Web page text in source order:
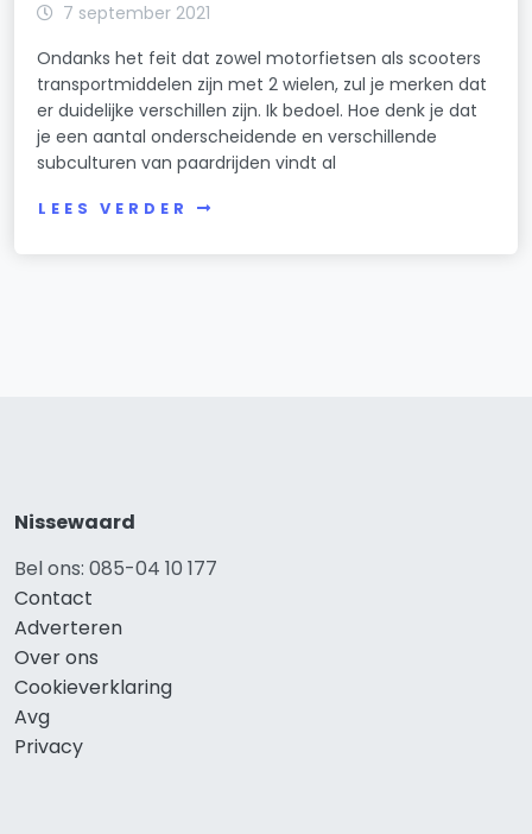
7 september 2021
Ondanks het feit dat zowel motorfietsen als scooters
transportmiddelen zijn met 2 wielen, zul je merken dat
er duidelijke verschillen zijn. Ik bedoel. Hoe denk je dat
je een aantal onderscheidende en verschillende
subculturen van paardrijden vindt al
LEES VERDER
Nissewaard
Bel ons: 085-04 10 177
Contact
Adverteren
Over ons
Cookieverklaring
Avg
Privacy